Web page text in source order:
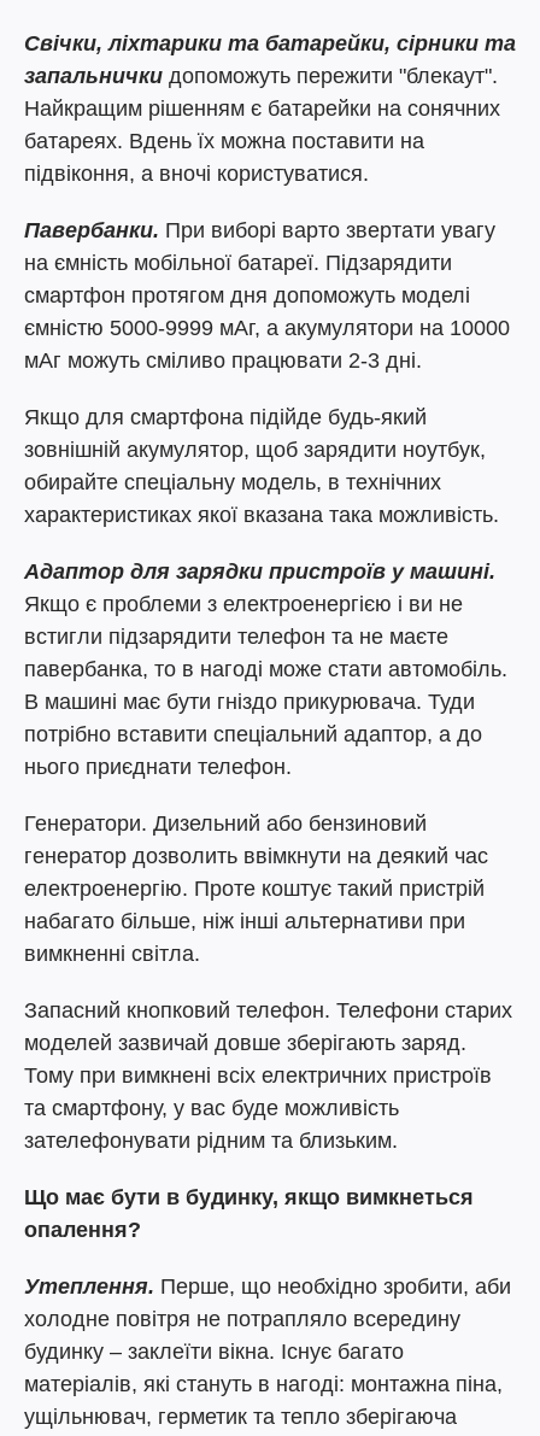
Свічки, ліхтарики та батарейки, сірники та
запальнички допоможуть пережити "блекаут".
Найкращим рішенням є батарейки на сонячних
батареях. Вдень їх можна поставити на
підвіконня, а вночі користуватися.
Павербанки. При виборі варто звертати увагу
на ємність мобільної батареї. Підзарядити
смартфон протягом дня допоможуть моделі
ємністю 5000-9999 мАг, а акумулятори на 10000
мАг можуть сміливо працювати 2-3 дні.
Якщо для смартфона підійде будь-який
зовнішній акумулятор, щоб зарядити ноутбук,
обирайте спеціальну модель, в технічних
характеристиках якої вказана така можливість.
Адаптор для зарядки пристроїв у машині.
Якщо є проблеми з електроенергією і ви не
встигли підзарядити телефон та не маєте
павербанка, то в нагоді може стати автомобіль.
В машині має бути гніздо прикурювача. Туди
потрібно вставити спеціальний адаптор, а до
нього приєднати телефон.
Генератори. Дизельний або бензиновий
генератор дозволить ввімкнути на деякий час
електроенергію. Проте коштує такий пристрій
набагато більше, ніж інші альтернативи при
вимкненні світла.
Запасний кнопковий телефон. Телефони старих
моделей зазвичай довше зберігають заряд.
Тому при вимкнені всіх електричних пристроїв
та смартфону, у вас буде можливість
зателефонувати рідним та близьким.
Що має бути в будинку, якщо вимкнеться
опалення?
Утеплення. Перше, що необхідно зробити, аби
холодне повітря не потрапляло всередину
будинку – заклеїти вікна. Існує багато
матеріалів, які стануть в нагоді: монтажна піна,
ущільнювач, герметик та тепло зберігаюча